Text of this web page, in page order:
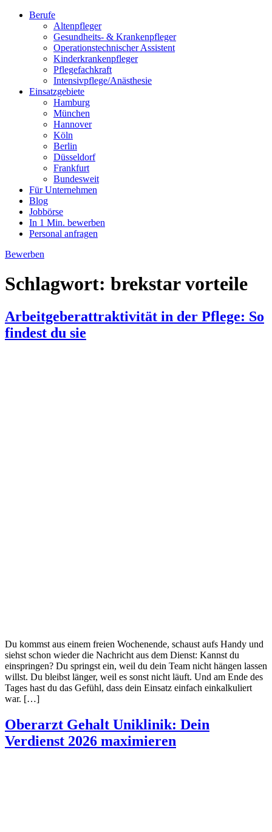
Berufe
Altenpfleger
Gesundheits- & Krankenpfleger
Operationstechnischer Assistent
Kinderkrankenpfleger
Pflegefachkraft
Intensivpflege/Anästhesie
Einsatzgebiete
Hamburg
München
Hannover
Köln
Berlin
Düsseldorf
Frankfurt
Bundesweit
Für Unternehmen
Blog
Jobbörse
In 1 Min. bewerben
Personal anfragen
Bewerben
Schlagwort: brekstar vorteile
Arbeitgeberattraktivität in der Pflege: So
findest du sie
Du kommst aus einem freien Wochenende, schaust aufs Handy und
siehst schon wieder die Nachricht aus dem Dienst: Kannst du
einspringen? Du springst ein, weil du dein Team nicht hängen lassen
willst. Du bleibst länger, weil es sonst nicht läuft. Und am Ende des
Tages hast du das Gefühl, dass dein Einsatz einfach einkalkuliert
war. […]
Oberarzt Gehalt Uniklinik: Dein
Verdienst 2026 maximieren